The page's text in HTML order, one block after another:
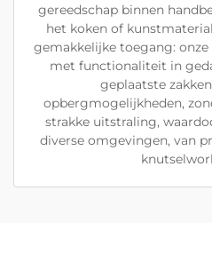
gereedschap binnen
het koken of
gemakkelijke toegang:
met functionaliteit in
geplaatste
opbergmogelijkheden,
strakke uitstraling,
diverse omgevingen, van